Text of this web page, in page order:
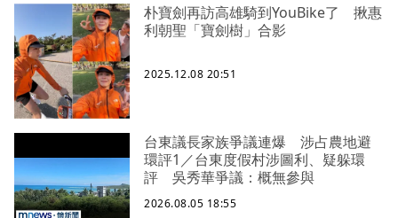
朴寶劍再訪高雄騎到YouBike了 揪惠
利朝聖「寶劍樹」合影
2025.12.08 20:51
台東議長家族爭議連爆 涉占農地避
環評1／台東度假村涉圖利、疑躲環
評 吳秀華爭議：概無參與
2026.08.05 18:55